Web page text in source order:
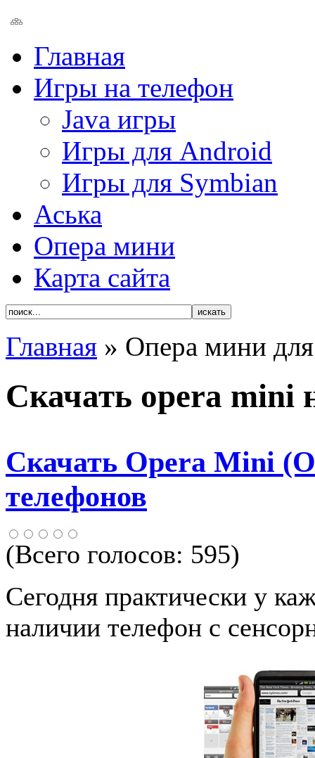
Главная
Игры на телефон
Java игры
Игры для Android
Игры для Symbian
Аська
Опера мини
Карта сайта
Главная » Опера мини
Скачать opera mini
Скачать Opera Mini
телефонов
(Всего голосов: 595)
Сегодня практически у
наличии телефон с